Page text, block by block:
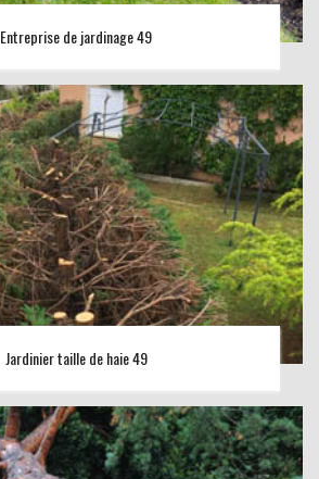
Entreprise de jardinage 49
Jardinier taille de haie 49